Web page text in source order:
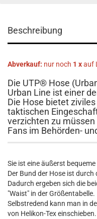
Beschreibung
Abverkauf: nur noch 1 xauf
Die UTP® Hose
Urban Line ist einer
Die Hose bietet
taktischen
verzichten zu
Fans im Behörden-
Sie ist eine äußerst
Der Bund der Hose ist
Dadurch ergeben sich die
"Waist" in der Größentabelle.
Selbstredend kann man in
von Helikon-Tex einschieben.